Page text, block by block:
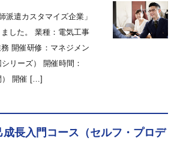
派遣カスタマイズ企業」
した。 業種：電気工事
開催研修：マネジメン
リーズ） 開催時間：
） 開催 […]
長入門コース（セルフ・プロデ